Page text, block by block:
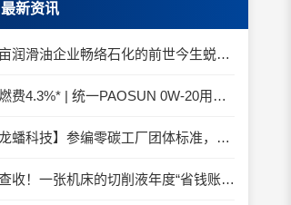
最新资讯
百亩润滑油企业畅络石化的前世今生蜕变之路
省燃费4.3%* | 统一PAOSUN 0W-20用认证和标准说话
【龙蟠科技】参编零碳工厂团体标准，龙蟠科技以绿色智造锚定零碳未来
请查收！一张机床的切削液年度“省钱账单”